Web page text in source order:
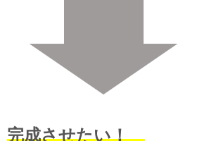
完成させたい！